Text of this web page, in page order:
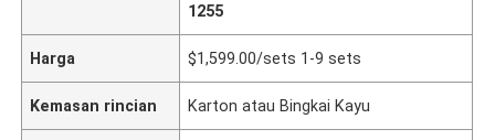
1255
Harga $1,599.00/sets 1-9 sets
Kemasan rincian Karton atau Bingkai Kayu